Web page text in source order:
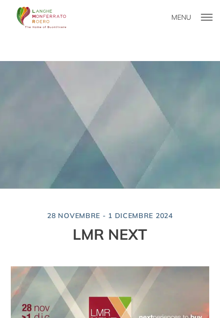
MENU
28 NOVEMBRE - 1 DICEMBRE 2024
LMR NEXT